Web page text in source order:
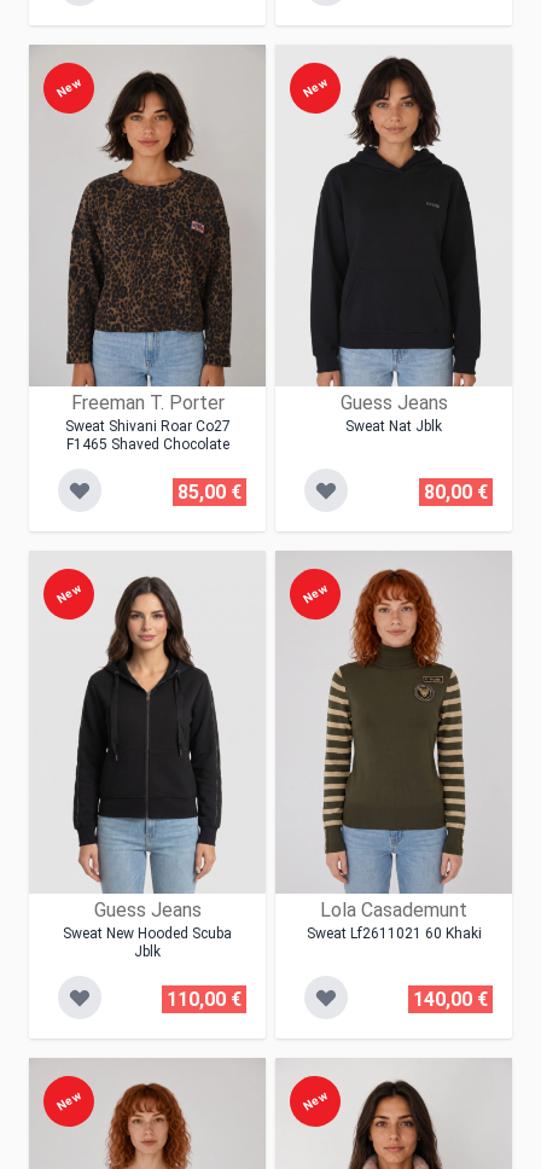
Freeman T. Porter
Sweat Shivani Roar Co27
F1465 Shaved Chocolate
New
85,00 €
Guess Jeans
Sweat Nat Jblk
New
80,00 €
Guess Jeans
Sweat New Hooded Scuba
Jblk
New
110,00 €
Lola Casademunt
Sweat Lf2611021 60 Khaki
New
140,00 €
New New